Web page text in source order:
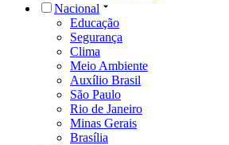
Nacional
Educação
Segurança
Clima
Meio Ambiente
Auxílio Brasil
São Paulo
Rio de Janeiro
Minas Gerais
Brasília